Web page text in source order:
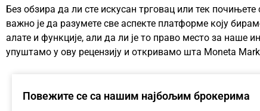
Без обзира да ли сте искусан трговац или тек
важно је да разумете све аспекте платформе коју
алате и функције, али да ли је то право место за наше
упуштамо у ову рецензију и откривамо шта Moneta
Повежите се са нашим најбољим брокерима